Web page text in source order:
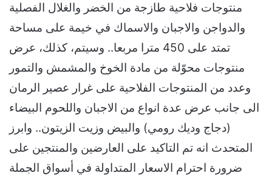
منتوجات فلاحية طازجة من الخضر والغلال الفصلية
والدواجن والاجبان والاسماك في خيمة على مساحة
تمتد على 450 مترا مربعا.. وسيتم، كذلك، عرض
منتوجات محوّلة من مادة الخوخ والمشمش والتمور
وعدد من المنتوجات الفلاحية على غرار عصير الرمان
الى جانب عرض عدة انواع من الاجبان واللحوم البيضاء
(دجاج وديك رومي) والبيض وزيت الزيتون.. وابرز
المتحدث انه تم التاكيد على العارضين والمنتجين على
ضرورة احترام الاسعار المتداولة في أسواق الجملة